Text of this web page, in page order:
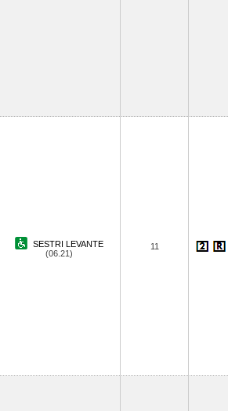
SESTRI LEVANTE
(06.21)
11